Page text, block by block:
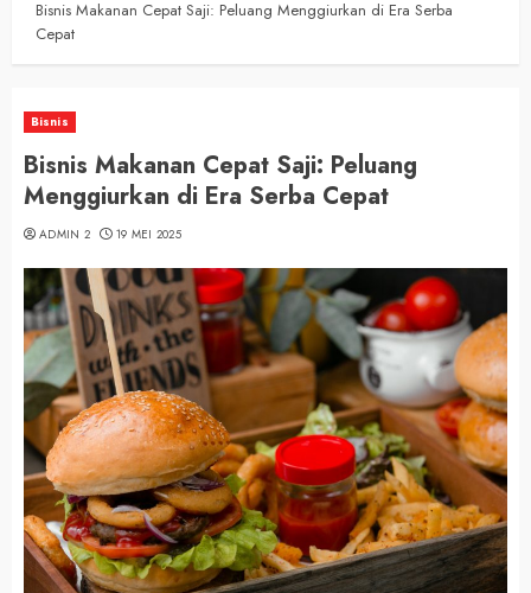
Bisnis Makanan Cepat Saji: Peluang Menggiurkan di Era Serba
Cepat
Bisnis
Bisnis Makanan Cepat Saji: Peluang
Menggiurkan di Era Serba Cepat
ADMIN 2 19 MEI 2025